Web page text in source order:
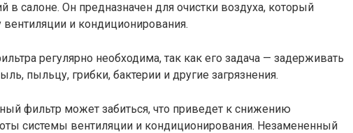
в салоне. Он предназначен для очистки воздуха, который
вентиляции и кондиционирования.
регулярно необходима, так как его задача — задерживать
пыльцу, грибки, бактерии и другие загрязнения.
фильтр может забиться, что приведет к снижению
системы вентиляции и кондиционирования. Незамененный